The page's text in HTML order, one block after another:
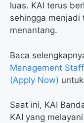
luas. KAI terus
sehingga menjadi
menantang.
Baca
Management
(Apply Now)
Saat ini, KAI
KAI yang